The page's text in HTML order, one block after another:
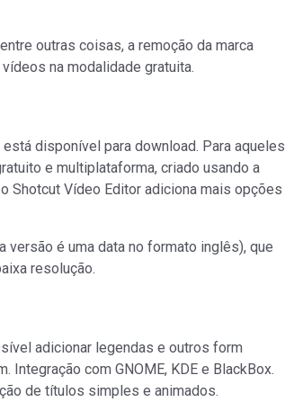
outras coisas, a remoção da marca
na modalidade gratuita.
disponível para download. Para aqueles
e multiplataforma, criado usando a
Shotcut Vídeo Editor adiciona mais opções
versão é uma data no formato inglês), que
resolução.
adicionar legendas e outros form
Integração com GNOME, KDE e BlackBox.
de títulos simples e animados.